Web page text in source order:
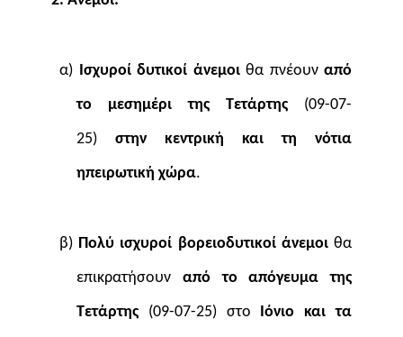
α) Ισχυροί δυτικοί άνεμοιθα πνέουναπό
το μεσημέρι της Τετάρτης(09-07-
25) στην κεντρική και τη νότια
ηπειρωτική χώρα.
β) Πολύ ισχυροί βορειοδυτικοί άνεμοιθα
επικρατήσουν από το απόγευμα της
Τετάρτης(09-07-25) στο Ιόνιο και τα